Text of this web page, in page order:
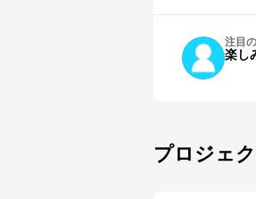
注目
楽し
プロジェ